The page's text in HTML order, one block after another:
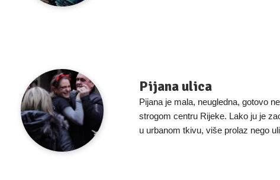
Pijana ulica
Pijana je mala, neugledna, gotovo
strogom centru Rijeke. Lako ju je
u urbanom tkivu, više prolaz nego